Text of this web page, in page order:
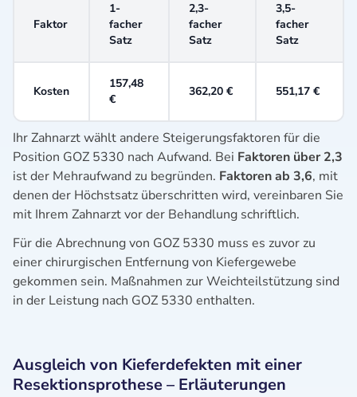
Faktor
1-
facher
Satz
2,3-
facher
Satz
3,5-
facher
Satz
Kosten
157,48
€
362,20 € 551,17 €
Ihr Zahnarzt wählt andere Steigerungsfaktoren für die
Position GOZ 5330 nach Aufwand. Bei Faktoren über 2,3
ist der Mehraufwand zu begründen. Faktoren ab 3,6, mit
denen der Höchstsatz überschritten wird, vereinbaren Sie
mit Ihrem Zahnarzt vor der Behandlung schriftlich.
Für die Abrechnung von GOZ 5330 muss es zuvor zu
einer chirurgischen Entfernung von Kiefergewebe
gekommen sein. Maßnahmen zur Weichteilstützung sind
in der Leistung nach GOZ 5330 enthalten.
Ausgleich von Kieferdefekten mit einer
Resektionsprothese – Erläuterungen